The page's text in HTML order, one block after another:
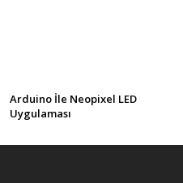
Arduino İle Neopixel LED
Uygulaması